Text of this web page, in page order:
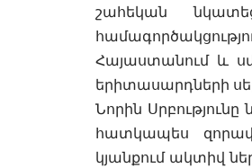
շահեկան
Հայաստանում և
երիտասարդների
Նորին Սրբությունը
հատկապես
կյանքում ակտիվ